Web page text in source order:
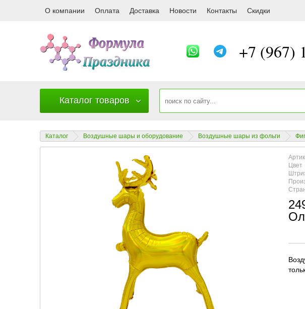
24904 Шар (35''/89 см) Фигура 3D, Олень, Золото,
О компании Оплата Доставка Новости Контакты Скидки
+7 (967)
Каталог товаров
Каталог Воздушные шары и оборудование Воздушные шары из фольги
Цвет